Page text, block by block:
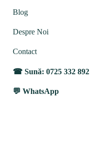
Blog
Despre Noi
Contact
Sună: 0725 332 892
WhatsApp